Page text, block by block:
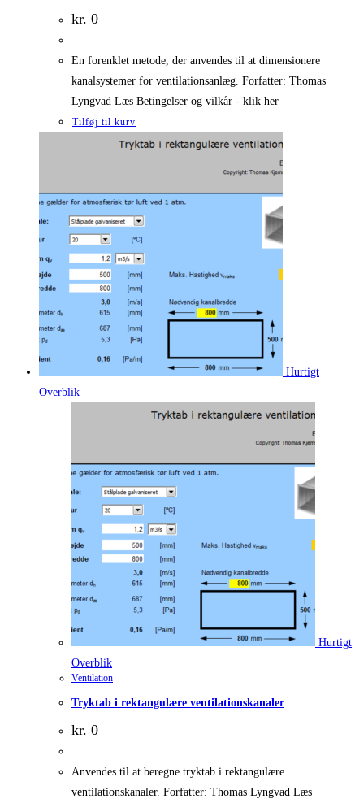
kr. 0
En forenklet metode, der anvendes til at dimensionere
kanalsystemer for ventilationsanlæg. Forfatter: Thomas
Lyngvad Læs Betingelser og vilkår - klik her
Tilføj til kurv
Hurtigt
Overblik
Hurtigt
Overblik
Ventilation
Tryktab i rektangulære ventilationskanaler
kr. 0
Anvendes til at beregne tryktab i rektangulære
ventilationskanaler. Forfatter: Thomas Lyngvad Læs